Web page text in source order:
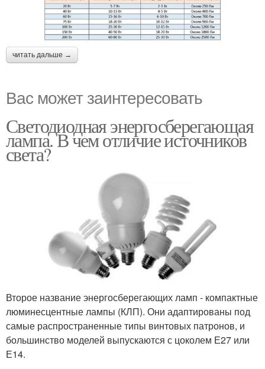
читать дальше →
Вас может заинтересовать
Светодиодная энергосберегающая
лампа. В чем отличие источников
света?
Второе название энергосберегающих ламп - компактные
люминесцентные лампы (КЛП). Они адаптированы под
самые распространенные типы винтовых патронов, и
большинство моделей выпускаются с цоколем Е27 или
Е14.